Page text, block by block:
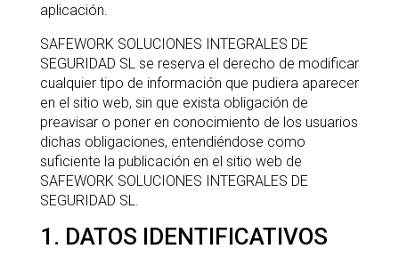
aplicación.
SAFEWORK SOLUCIONES INTEGRALES DE
SEGURIDAD SL se reserva el derecho de modificar
cualquier tipo de información que pudiera aparecer
en el sitio web, sin que exista obligación de
preavisar o poner en conocimiento de los usuarios
dichas obligaciones, entendiéndose como
suficiente la publicación en el sitio web de
SAFEWORK SOLUCIONES INTEGRALES DE
SEGURIDAD SL.
1. DATOS IDENTIFICATIVOS